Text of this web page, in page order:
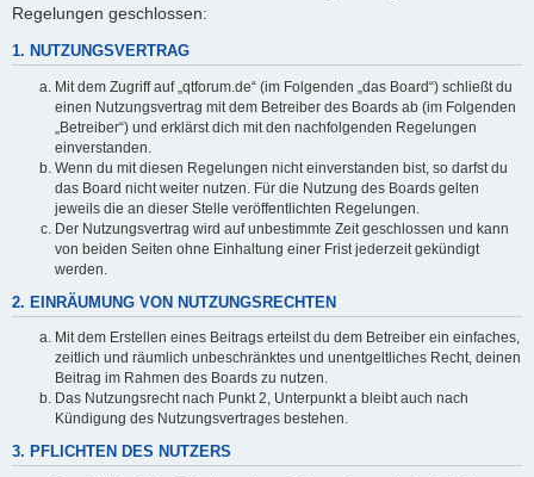
Regelungen geschlossen:
1. NUTZUNGSVERTRAG
Mit dem Zugriff auf „qtforum.de“ (im Folgenden „das Board“) schließt du
einen Nutzungsvertrag mit dem Betreiber des Boards ab (im Folgenden
„Betreiber“) und erklärst dich mit den nachfolgenden Regelungen
einverstanden.
Wenn du mit diesen Regelungen nicht einverstanden bist, so darfst du
das Board nicht weiter nutzen. Für die Nutzung des Boards gelten
jeweils die an dieser Stelle veröffentlichten Regelungen.
Der Nutzungsvertrag wird auf unbestimmte Zeit geschlossen und kann
von beiden Seiten ohne Einhaltung einer Frist jederzeit gekündigt
werden.
2. EINRÄUMUNG VON NUTZUNGSRECHTEN
Mit dem Erstellen eines Beitrags erteilst du dem Betreiber ein einfaches,
zeitlich und räumlich unbeschränktes und unentgeltliches Recht, deinen
Beitrag im Rahmen des Boards zu nutzen.
Das Nutzungsrecht nach Punkt 2, Unterpunkt a bleibt auch nach
Kündigung des Nutzungsvertrages bestehen.
3. PFLICHTEN DES NUTZERS